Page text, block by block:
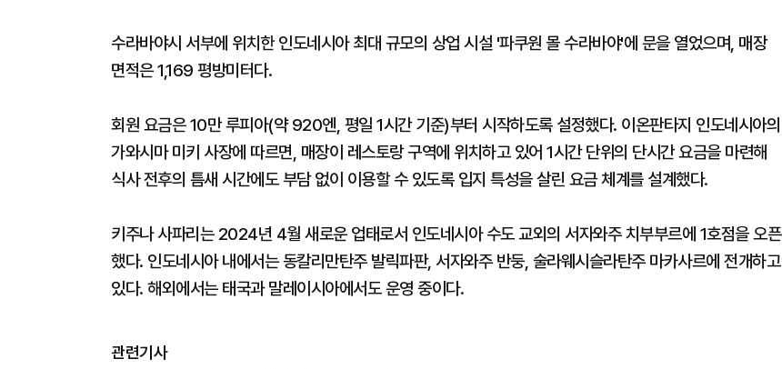
수라바야시 서부에 위치한 인도네시아 최대 규모의 상업 시설 '파쿠원 몰 수라바야'에 문을 열었으며, 매장
면적은 1,169 평방미터다.
회원 요금은 10만 루피아(약 920엔, 평일 1시간 기준)부터 시작하도록 설정했다. 이온판타지 인도네시아의
가와시마 미키 사장에 따르면, 매장이 레스토랑 구역에 위치하고 있어 1시간 단위의 단시간 요금을 마련해
식사 전후의 틈새 시간에도 부담 없이 이용할 수 있도록 입지 특성을 살린 요금 체계를 설계했다.
키주나 사파리는 2024년 4월 새로운 업태로서 인도네시아 수도 교외의 서자와주 치부부르에 1호점을 오픈
했다. 인도네시아 내에서는 동칼리만탄주 발릭파판, 서자와주 반둥, 술라웨시슬라탄주 마카사르에 전개하고
있다. 해외에서는 태국과 말레이시아에서도 운영 중이다.
관련기사